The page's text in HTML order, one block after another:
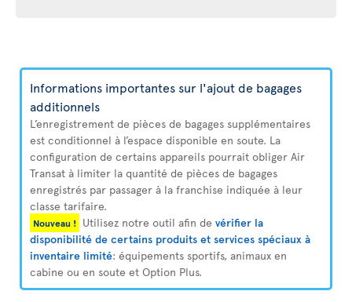
Informations importantes sur l'ajout de bagages
additionnels
L’enregistrement de pièces de bagages supplémentaires
est conditionnel à l’espace disponible en soute. La
configuration de certains appareils pourrait obliger Air
Transat à limiter la quantité de pièces de bagages
enregistrés par passager à la franchise indiquée à leur
classe tarifaire.
Nouveau ! Utilisez notre outil afin de vérifier la
disponibilité de certains produits et services spéciaux à
inventaire limité: équipements sportifs, animaux en
cabine ou en soute et Option Plus.